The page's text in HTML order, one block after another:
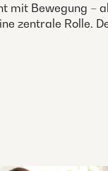
mit Bewegung –
zentrale Rolle.